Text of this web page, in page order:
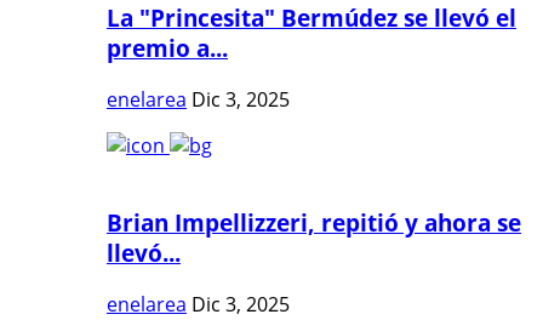
La "Princesita" Bermúdez se llevó el
premio a...
enelarea Dic 3, 2025
Brian Impellizzeri, repitió y ahora se
llevó...
enelarea Dic 3, 2025